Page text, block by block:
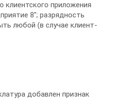
клиентского приложения
8"; разрядность
любой (в случае клиент-
добавлен признак